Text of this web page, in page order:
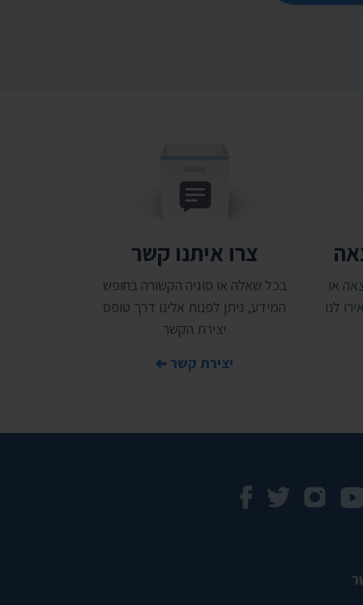
או
לנו
צרו איתנו קשר
בכל שאלה או סוגיה הקשורה בחופש
המידע, ניתן לפנות אלינו דרך טופס
יצירת הקשר
יצירת קשר